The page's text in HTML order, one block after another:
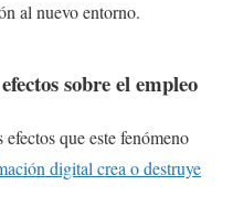
al nuevo entorno.
sobre el empleo
que este fenómeno
digital crea o destruye